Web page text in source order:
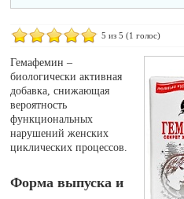
5 из 5 (1 голос)
Гемафемин –
биологически активная
добавка, снижающая
вероятность
функциональных
нарушений женских
циклических процессов.
Форма выпуска и